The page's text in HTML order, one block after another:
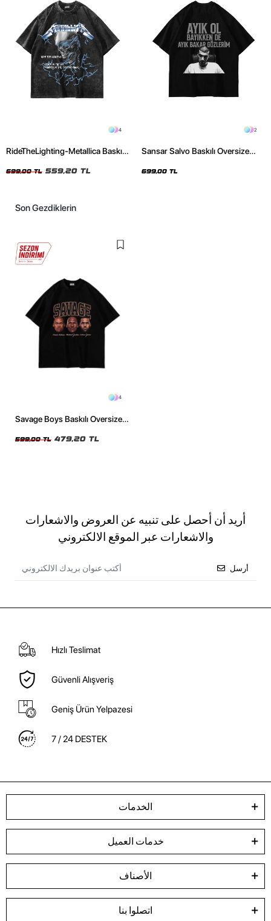
4
RideTheLighting-Metallica Baskılı
Tshirt
699,00 TL 559,20 TL
2
Sansar Salvo Baskılı Oversize
699,00 TL
Son Gezdiklerin
4
Savage Boys Baskılı Oversize
599,00 TL 479,20 TL
أريد أن أحصل على تنبيه عن العروض والاشعارات
والاشعارات عبر الموقع الالكتروني
أرسل
Hızlı Teslimat
Güvenli Alışveriş
Geniş Ürün Yelpazesi
7 / 24 DESTEK
الخدمات
خدمات العميل
الأصناف
اتصلوا بنا